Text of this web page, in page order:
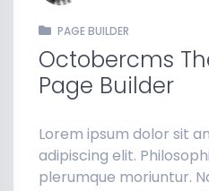
PAGE BUILDER
Octobercms
Page Builder
Lorem ipsum dolor sit
adipiscing elit.
plerumque moriuntur.